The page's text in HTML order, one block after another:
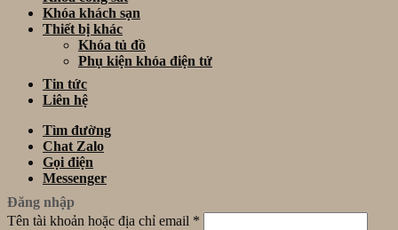
Khóa khách sạn
Thiết bị khác
Khóa tủ đồ
Phụ kiện khóa điện tử
Tin tức
Liên hệ
Tìm đường
Chat Zalo
Gọi điện
Messenger
Đăng nhập
Tên tài khoản hoặc địa chỉ email *